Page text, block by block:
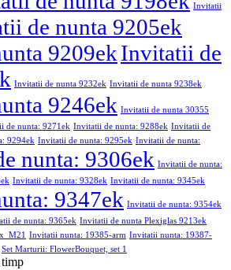
Invitatii
de nunta 9205ek
9209ekInvitatii de
Invitatii de nunta 9232ek Invitatii de nunta 9238ek
9246ek Invitatii de nunta 30355
de nunta: 9271ek Invitatii de nunta: 9288ek Invitatii de
9294ek Invitatii de nunta: 9295ek Invitatii de nunta:
nunta: 9306ek Invitatii de nunta:
Invitatii de nunta: 9328ek Invitatii de nunta: 9345ek
9347ek Invitatii de nunta: 9354ek
de nunta: 9365ek Invitatii de nunta Plexiglas 9213ek
Invitatii nunta: 19385-arm Invitatii nunta: 19387-
Set Marturii: FlowerBouquet, set 1